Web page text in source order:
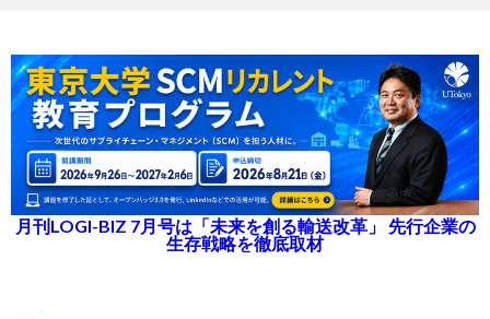
月刊LOGI-BIZ 7月号は「未来を創る輸送改革」 先行企業の
生存戦略を徹底取材